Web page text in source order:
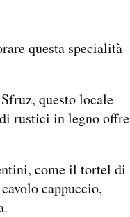
questa specialità
questo locale
rustici in legno offre
come il tortel di
cappuccio,